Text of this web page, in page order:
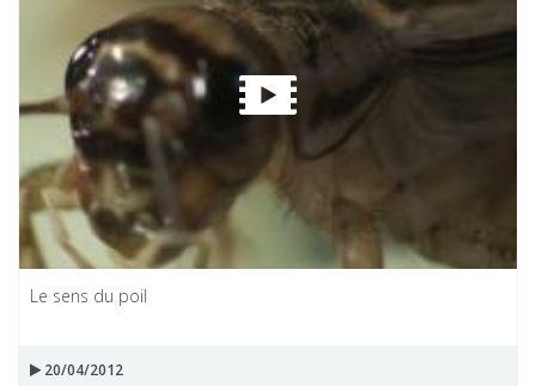
Le sens du poil
20/04/2012